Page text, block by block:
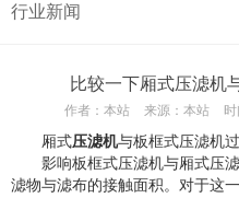
行业新闻
比较一下厢式压滤机
作者： 本站 来源： 本站 时
厢式压滤机与板框式压滤机
影响板框式压滤机与厢式压
滤物与滤布的接触面积。对于这